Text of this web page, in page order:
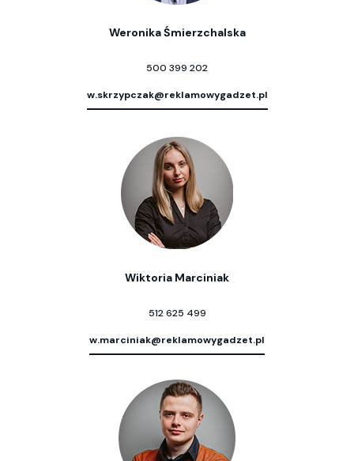
Weronika Śmierzchalska
500 399 202
w.skrzypczak@reklamowygadzet.pl
Wiktoria Marciniak
512 625 499
w.marciniak@reklamowygadzet.pl